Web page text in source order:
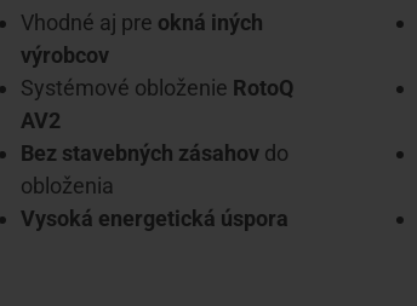
Vhodné aj pre okná iných
výrobcov
Systémové obloženie RotoQ
AV2
Bez stavebných zásahov do
obloženia
Vysoká energetická úspora